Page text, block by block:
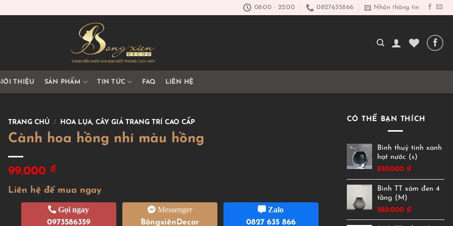
08:00 - 22:00 0827635866 Nhận thông tin
THIỆU SẢN PHẨM TIN TỨC FAQ LIÊN HỆ
TRANG CHỦ / HOA LỤA, CÂY GIẢ TRANG TRÍ CAO CẤP
Cành hoa hồng nhí màu hồng
99.000 ₫
Liên hệ để mua ngay
Gọi ngay
0973586359
Messenger
BôngxiênDecor
Zalo
0827 635 866
CÓ THỂ BẠN THÍCH
Bình thuỷ tinh xanh
hạt nước (s)
850.000 ₫
Bình TT xám đen 4
tầng (M)
580.000 ₫